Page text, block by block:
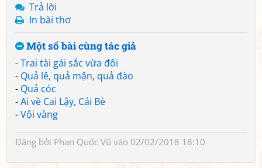
Trả lời
In bài thơ
Một số bài cùng tác giả
-Trai tài gái sắc vừa đôi
- Quả lê, quả mận, quả đào
- Quả cóc
-Ai về Cai Lậy, Cái Bè
-Vội vàng
Đăng bởi Phan Quốc Vũ vào 02/02/2018 18:10